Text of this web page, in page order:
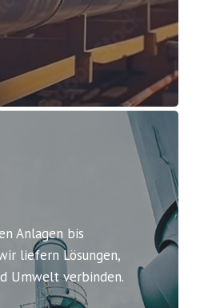
Anlagen bis
liefern Lösungen,
Umwelt verbinden.